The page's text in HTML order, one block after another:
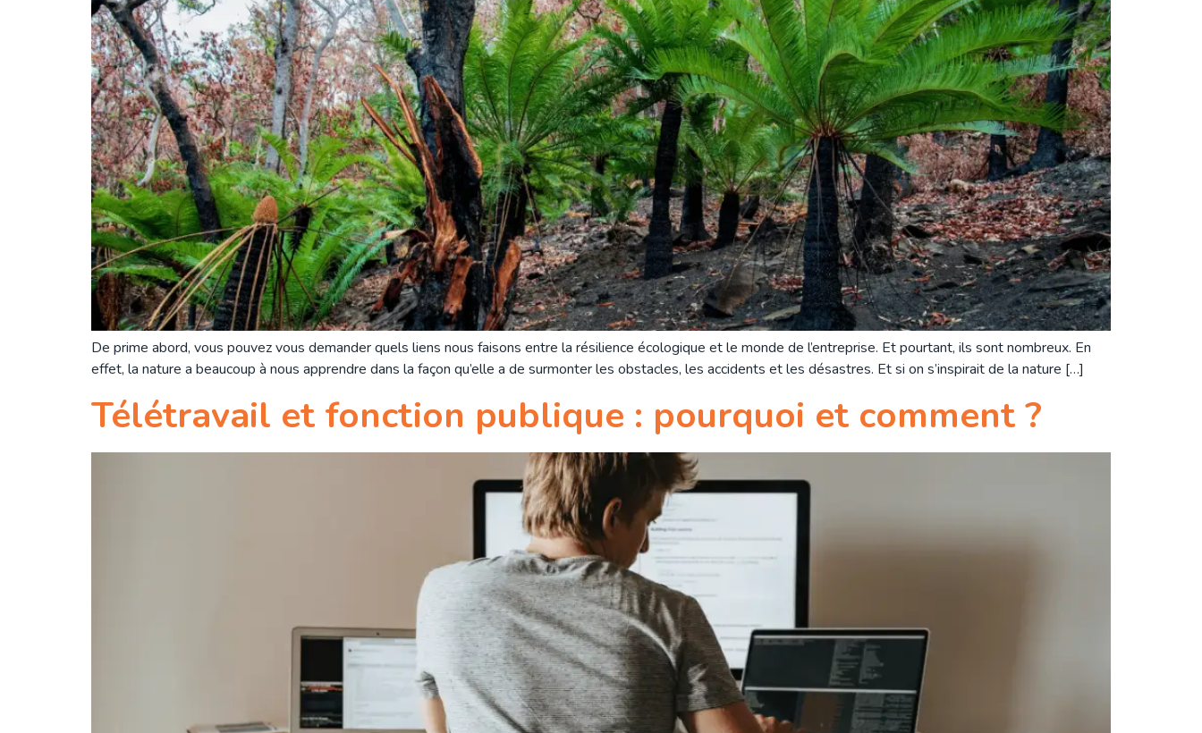
De prime abord, vous pouvez vous demander quels liens nous faisons entre la résilience écologique et le monde de l’entreprise. Et pourtant, ils sont nombreux. En
effet, la nature a beaucoup à nous apprendre dans la façon qu’elle a de surmonter les obstacles, les accidents et les désastres. Et si on s’inspirait de la nature […]
Télétravail et fonction publique : pourquoi et comment ?